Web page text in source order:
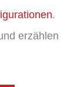
.
erzählen